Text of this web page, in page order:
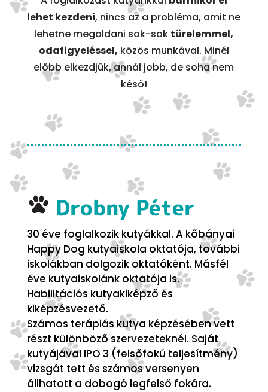
lehet kezdeni, nincs az a probléma, amit ne
lehetne megoldani sok-sok türelemmel,
odafigyeléssel, közös munkával. Minél
előbb elkezdjük, annál jobb, de soha nem
késő!
Drobny Péter
30 éve foglalkozik kutyákkal. A kőbányai
Happy Dog kutyaiskola oktatója, további
iskolákban dolgozik oktatóként. Másfél
éve kutyaiskolánk oktatója is.
Habilitációs kutyakiképző és
kiképzésvezető.
Számos terápiás kutya képzésében vett
részt különböző szervezeteknél. Saját
kutyájával IPO 3 (felsőfokú teljesítmény)
vizsgát tett és számos versenyen
állhatott a dobogó legfelső fokára.